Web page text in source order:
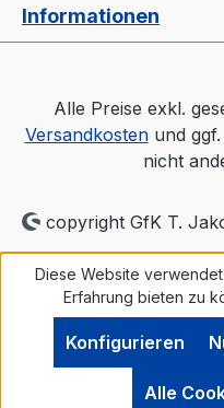
Heizungsregler
Informationen
Alle Preise exkl.
Versandkostenund ggf.
nicht
copyright GfK T.
Diese Website
Erfahrung bieten zu
Konfigurieren
Alle